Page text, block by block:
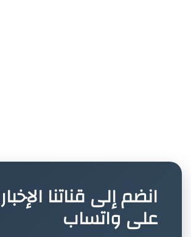
انضم إلى قناتنا
على واتساب